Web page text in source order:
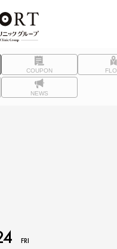
COUPON
NEWS
FRI